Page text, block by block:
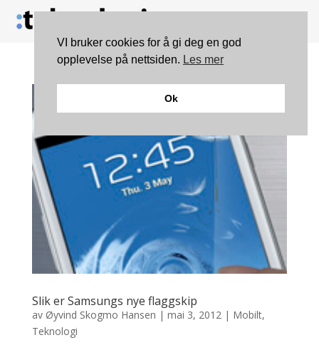
Slik er Samsungs nye flaggskip
av Øyvind Skogmo Hansen | mai 3, 2012| Mobilt,
Teknologi
VI bruker cookies for å gi deg en god
opplevelse på nettsiden. Les mer
Ok